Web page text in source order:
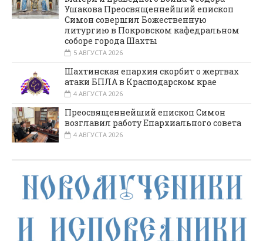
Ушакова Преосвященнейший епископ
Симон совершил Божественную
литургию в Покровском кафедральном
соборе города Шахты
5 АВГУСТА 2026
Шахтинская епархия скорбит о жертвах
атаки БПЛА в Краснодарском крае
4 АВГУСТА 2026
Преосвященнейший епископ Симон
возглавил работу Епархиального совета
4 АВГУСТА 2026